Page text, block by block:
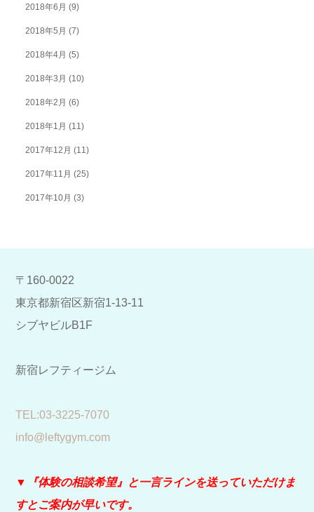
2018年6月 (9)
2018年5月 (7)
2018年4月 (5)
2018年3月 (10)
2018年2月 (6)
2018年1月 (11)
2017年12月 (11)
2017年11月 (25)
2017年10月 (3)
〒160-0022
東京都新宿区新宿1-13-11
シブヤビルB1F
新宿レフティージム
​TEL:03-3225-7070
info@leftygym.com
▼『体験の相談希望』と一言ラインを送っていただけま
すとご案内が早いです。